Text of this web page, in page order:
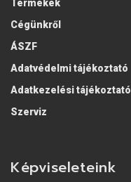
Termékek
Cégünkről
ÁSZF
Adatvédelmi tájékoztató
Adatkezelési tájékoztató
Szerviz
Képviseleteink